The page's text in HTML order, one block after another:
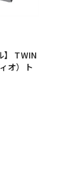
】 TWIN
オ）ト